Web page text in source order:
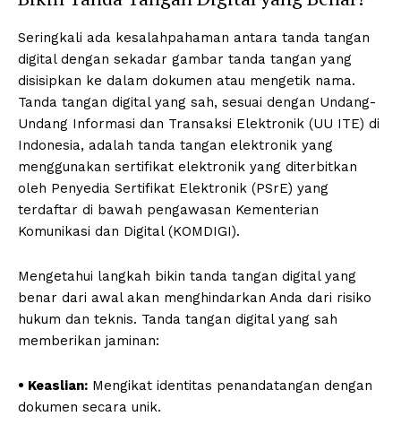
Seringkali ada kesalahpahaman antara tanda tangan
digital dengan sekadar gambar tanda tangan yang
disisipkan ke dalam dokumen atau mengetik nama.
Tanda tangan digital yang sah, sesuai dengan Undang-
Undang Informasi dan Transaksi Elektronik (UU ITE) di
Indonesia, adalah tanda tangan elektronik yang
menggunakan sertifikat elektronik yang diterbitkan
oleh Penyedia Sertifikat Elektronik (PSrE) yang
terdaftar di bawah pengawasan Kementerian
Komunikasi dan Digital (KOMDIGI).
Mengetahui langkah bikin tanda tangan digital yang
benar dari awal akan menghindarkan Anda dari risiko
hukum dan teknis. Tanda tangan digital yang sah
memberikan jaminan:
• Keaslian: Mengikat identitas penandatangan dengan
dokumen secara unik.